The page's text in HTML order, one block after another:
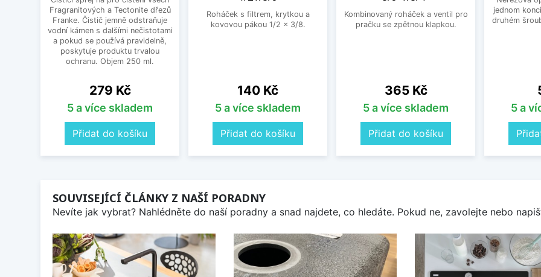
Fragranitových a Tectonite dřezů
Franke. Čistič jemně odstraňuje
vodní kámen s dalšími nečistotami
a pokud se používá pravidelně,
poskytuje produktu trvalou
ochranu. Objem 250 ml.
Cena
279 Kč
5 a více skladem
Přidat do košíku
Roháček s filtrem, krytkou a
kovovou pákou 1/2 x 3/8.
Cena
140 Kč
5 a více skladem
Přidat do košíku
Kombinovaný roháček a ventil pro
pračku se zpětnou klapkou.
Cena
365 Kč
5 a více skladem
Přidat do košíku
jednom
druhém
5 a
SOUVISEJÍCÍ ČLÁNKY Z NAŠÍ PORADNY
Nevíte jak vybrat? Nahlédněte do naší poradny a snad najdete, co hledáte. Pokud ne, zavolejte nebo